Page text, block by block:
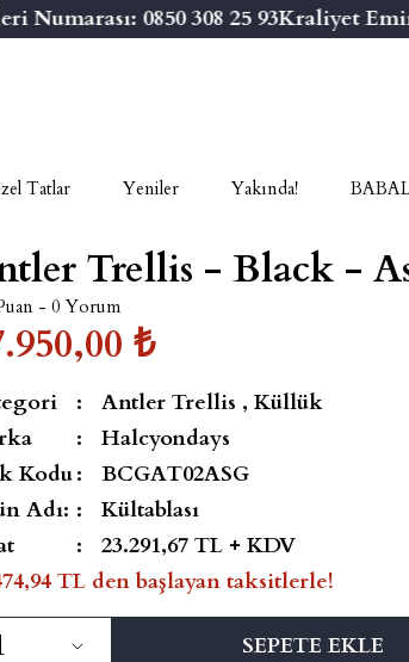
0850 308 25 93Kraliyet
Tatlar Yeniler Yakında!
Trellis - Black -
- 0 Yorum
₺
Antler Trellis , Küllük
Halcyondays
Kodu
BCGAT02ASG
Adı:
Kültablası
23.291,67 TL + KDV
TL den başlayan taksitlerle!
SEPETE EKLE